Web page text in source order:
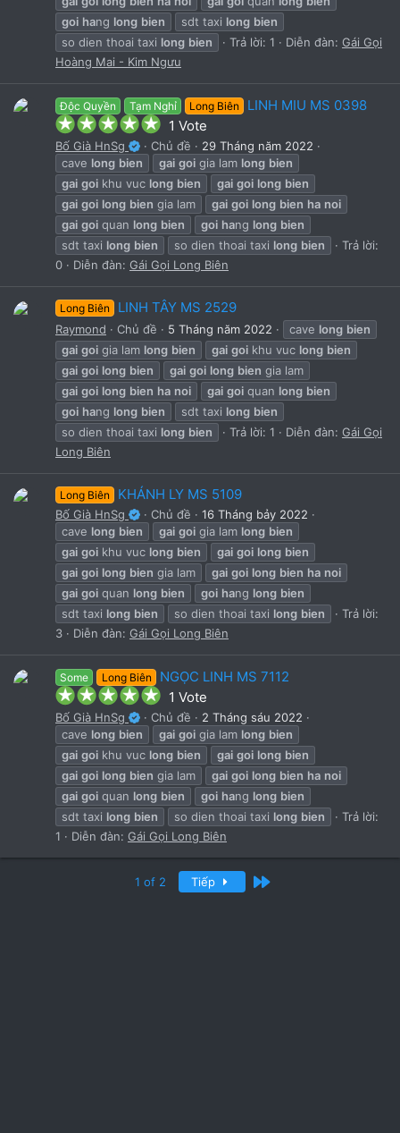
goi hang long bien sdt taxi long bien
so dien thoai taxi long bien Trả lời: 1 Diễn đàn: Gái Gọi
Hoàng Mai - Kim Ngưu
Độc Quyền Tạm Nghỉ Long Biên LINH MIU MS 0398
5
.
0
0
s
t
a
r
(
s
)
1 Vote
Bố Già HnSg Chủ đề
29 Tháng năm 2022
cave long bien gai goi gia lam long bien
gai goi khu vuc long bien gai goi long bien
gai goi long bien gia lam gai goi long bien ha noi
gai goi quan long bien goi hang long bien
sdt taxi long bien so dien thoai taxi long bien
Trả lời:
0
Diễn đàn: Gái Gọi Long Biên
Long Biên LINH TÂY MS 2529
Raymond Chủ đề 5 Tháng năm 2022 cave long bien
gai goi gia lam long bien gai goi khu vuc long bien
gai goi long bien gai goi long bien gia lam
gai goi long bien ha noi gai goi quan long bien
goi hang long bien sdt taxi long bien
so dien thoai taxi long bien Trả lời: 1 Diễn đàn: Gái Gọi
Long Biên
Long Biên KHÁNH LY MS 5109
Bố Già HnSg Chủ đề
16 Tháng bảy 2022
cave long bien gai goi gia lam long bien
gai goi khu vuc long bien gai goi long bien
gai goi long bien gia lam gai goi long bien ha noi
gai goi quan long bien goi hang long bien
sdt taxi long bien so dien thoai taxi long bien
Trả lời:
3
Diễn đàn: Gái Gọi Long Biên
Some Long Biên NGỌC LINH MS 7112
5
.
0
0
s
t
a
r
(
s
)
1 Vote
Bố Già HnSg Chủ đề
2 Tháng sáu 2022
cave long bien gai goi gia lam long bien
gai goi khu vuc long bien gai goi long bien
gai goi long bien gia lam gai goi long bien ha noi
gai goi quan long bien goi hang long bien
sdt taxi long bien so dien thoai taxi long bien
Trả lời:
1
Diễn đàn: Gái Gọi Long Biên
1 of 2 Tiếp Cuối